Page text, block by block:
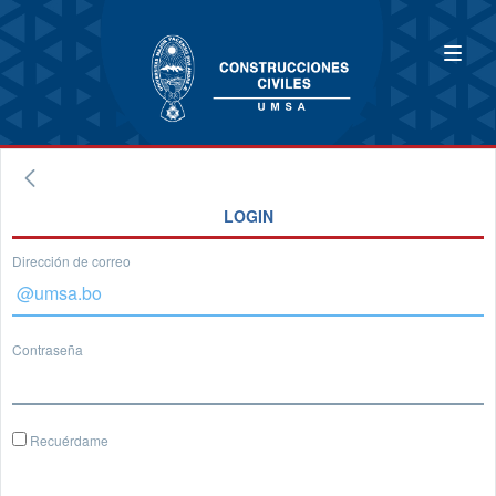
LOGIN
Dirección de correo
Contraseña
Recuérdame